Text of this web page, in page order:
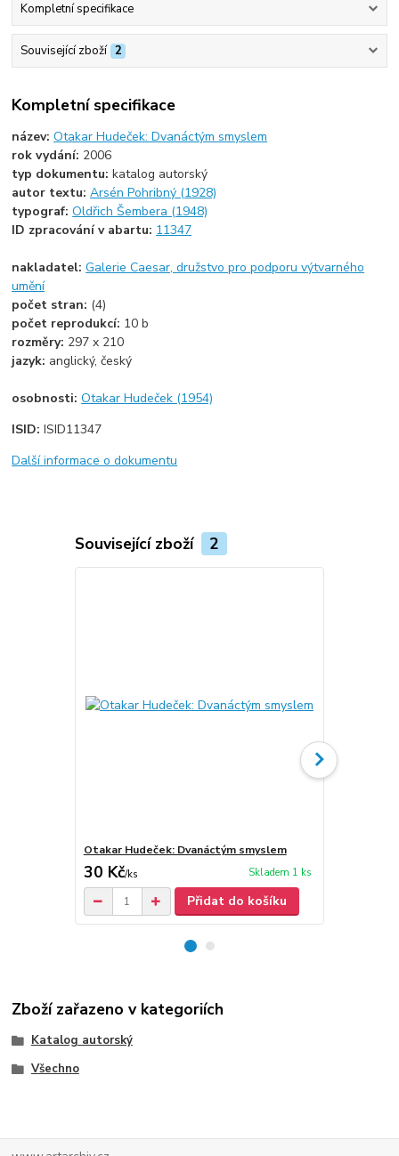
Kompletní specifikace
Související zboží 2
Kompletní specifikace
název:Otakar Hudeček: Dvanáctým smyslem
rok vydání: 2006
typ dokumentu:katalog autorský
autor textu:Arsén Pohribný (1928)
typograf:Oldřich Šembera (1948)
ID zpracování v abartu: 11347
nakladatel:Galerie Caesar, družstvo pro podporu výtvarného
umění
počet stran: (4)
počet reprodukcí: 10 b
rozměry: 297 x 210
jazyk: anglický, český
osobnosti:Otakar Hudeček (1954)
ISID:ISID11347
Další informace o dokumentu
Související zboží 2
Otakar Hudeček: Dvanáctým smyslem
30 Kč/ks Skladem 1 ks
Přidat do košíku
Zboží zařazeno v kategoriích
Katalog autorský
Všechno